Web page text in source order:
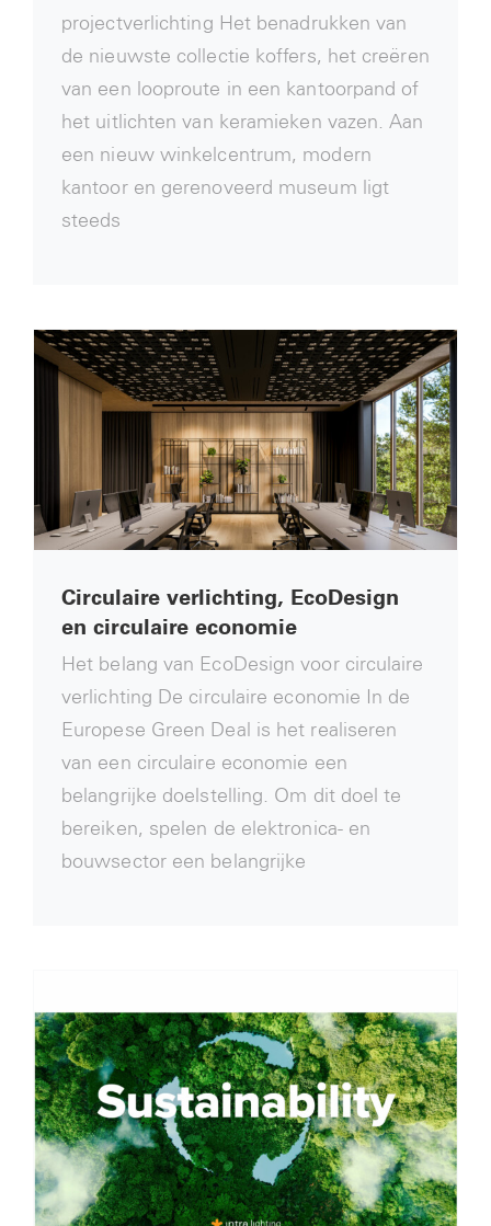
projectverlichting Het benadrukken van
de nieuwste collectie koffers, het creëren
van een looproute in een kantoorpand of
het uitlichten van keramieken vazen. Aan
een nieuw winkelcentrum, modern
kantoor en gerenoveerd museum ligt
steeds
Circulaire verlichting, EcoDesign
en circulaire economie
Het belang van EcoDesign voor circulaire
verlichting De circulaire economie In de
Europese Green Deal is het realiseren
van een circulaire economie een
belangrijke doelstelling. Om dit doel te
bereiken, spelen de elektronica- en
bouwsector een belangrijke